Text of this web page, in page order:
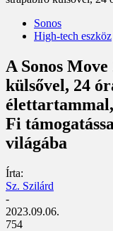
Sonos
High-tech eszköz
A Sonos
külsővel, 24
Fi
világába
Írta:
Sz. Szilárd
-
2023.09.06.
754